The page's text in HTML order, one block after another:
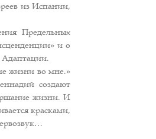
из Испании,
Предельных
и о
Адаптации.
жизни во мне.»
создают
жизни. И
красками,